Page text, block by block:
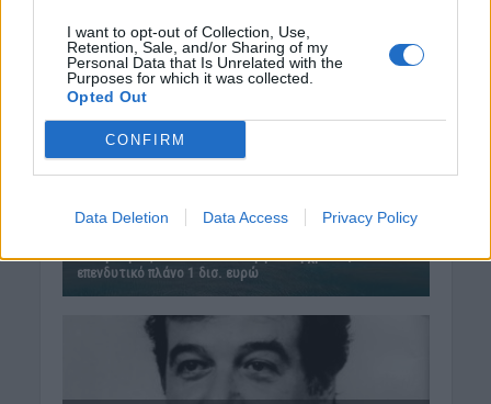
I want to opt-out of Collection, Use,
Retention, Sale, and/or Sharing of my
Personal Data that Is Unrelated with the
Purposes for which it was collected.
Opted Out
CONFIRM
Data Deletion Data Access Privacy Policy